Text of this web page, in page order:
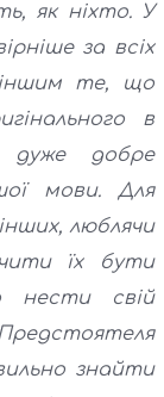
як ніхто. У
за всіх
іншим те, що
в
дуже добре
мови. Для
люблячи
їх бути
нести свій
знайти